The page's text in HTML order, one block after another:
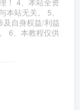
！ 4、本站全资
站无关。 5、
及自身权益/利益
6、本教程仅供